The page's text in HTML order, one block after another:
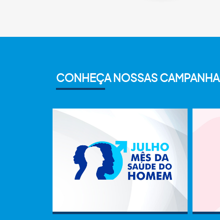
CONHEÇA NOSSAS